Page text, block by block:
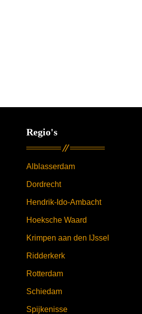
Regio's
Alblasserdam
Dordrecht
Hendrik-Ido-Ambacht
Hoeksche Waard
Krimpen aan den IJssel
Ridderkerk
Rotterdam
Schiedam
Spijkenisse